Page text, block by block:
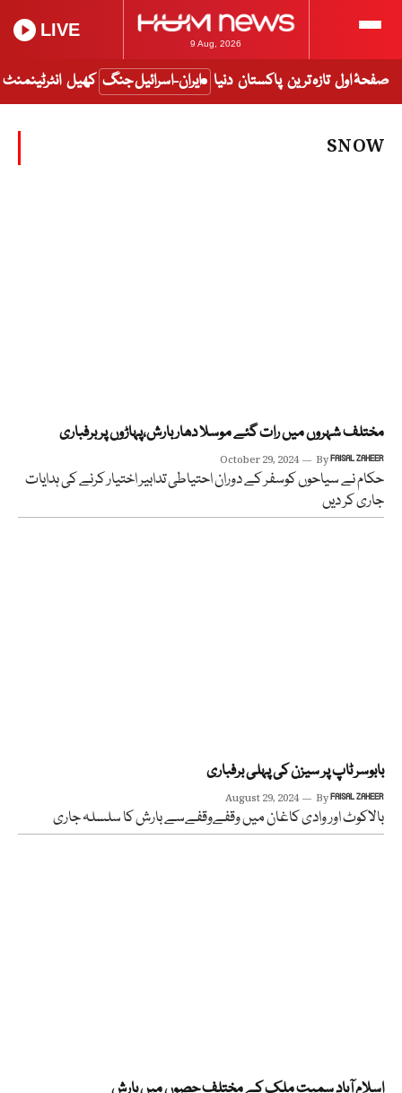
9 Aug, 2026
LIVE
صفحۂ اول تازہ ترین پاکستان دنیا ایران-اسرائیل جنگ کھیل انٹرٹینمنٹ
SNOW
مختلف شہروں میں رات گئے موسلا دھاربارش،پہاڑوں پر برفباری
October 29, 2024 ByFAISAL ZAHEER
حکام نے سیاحوں کوسفر کے دوران احتیاطی تدابیر اختیار کرنے کی ہدایات
جاری کر دیں
بابوسر ٹاپ پر سیزن کی پہلی برفباری
August 29, 2024 ByFAISAL ZAHEER
بالاکوٹ اور وادی کاغان میں وقفےوقفےسے بارش کا سلسلہ جاری
اسلام آباد سمیت ملک کے مختلف حصوں میں بارش